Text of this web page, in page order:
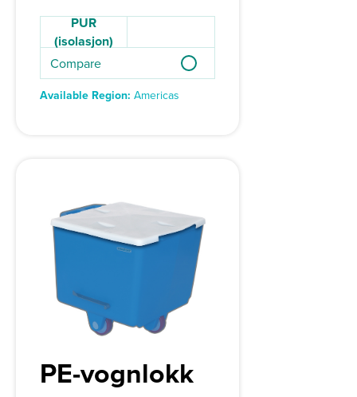
PUR
(isolasjon)
Compare
Available Region: Americas
PE-vognlokk